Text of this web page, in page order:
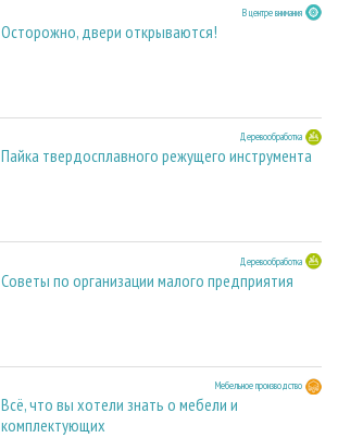
В центре внимания
Осторожно, двери открываются!
Деревообработка
Пайка твердосплавного режущего инструмента
Деревообработка
Советы по организации малого предприятия
Мебельное производство
Всё, что вы хотели знать о мебели и
комплектующих